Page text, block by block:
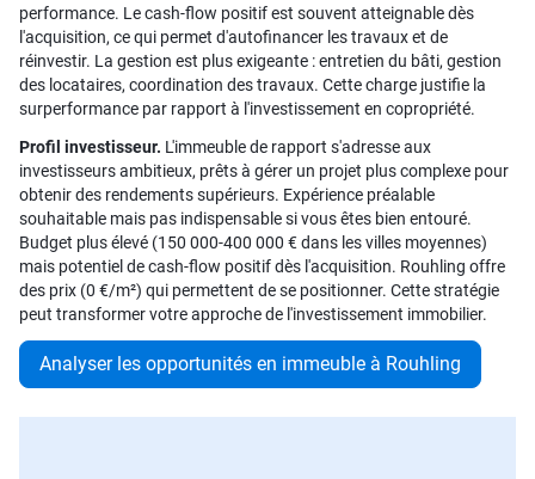
performance. Le cash-flow positif est souvent atteignable dès
l'acquisition, ce qui permet d'autofinancer les travaux et de
réinvestir. La gestion est plus exigeante : entretien du bâti, gestion
des locataires, coordination des travaux. Cette charge justifie la
surperformance par rapport à l'investissement en copropriété.
Profil investisseur. L'immeuble de rapport s'adresse aux
investisseurs ambitieux, prêts à gérer un projet plus complexe pour
obtenir des rendements supérieurs. Expérience préalable
souhaitable mais pas indispensable si vous êtes bien entouré.
Budget plus élevé (150 000-400 000 € dans les villes moyennes)
mais potentiel de cash-flow positif dès l'acquisition. Rouhling offre
des prix (0 €/m²) qui permettent de se positionner. Cette stratégie
peut transformer votre approche de l'investissement immobilier.
Analyser les opportunités en immeuble à Rouhling